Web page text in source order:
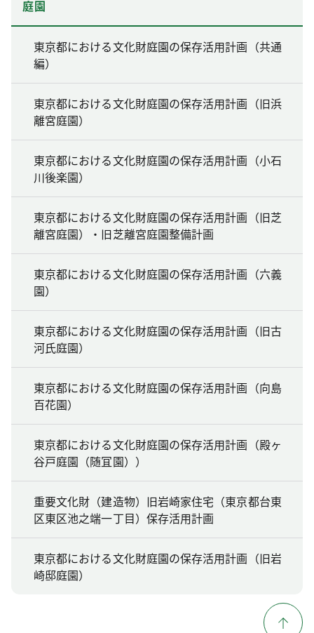
庭園
東京都における文化財庭園の保存活用計画（共通
編）
東京都における文化財庭園の保存活用計画（旧浜
離宮庭園）
東京都における文化財庭園の保存活用計画（小石
川後楽園）
東京都における文化財庭園の保存活用計画（旧芝
離宮庭園）・旧芝離宮庭園整備計画
東京都における文化財庭園の保存活用計画（六義
園）
東京都における文化財庭園の保存活用計画（旧古
河氏庭園）
東京都における文化財庭園の保存活用計画（向島
百花園）
東京都における文化財庭園の保存活用計画（殿ヶ
谷戸庭園（随冝園））
重要文化財（建造物）旧岩崎家住宅（東京都台東
区東区池之端一丁目）保存活用計画
東京都における文化財庭園の保存活用計画（旧岩
崎邸庭園）